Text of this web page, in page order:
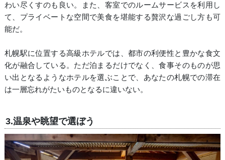
わい尽くすのも良い。また、客室でのルームサービスを利用し
て、プライベートな空間で美食を堪能する贅沢な過ごし方も可
能だ。
札幌駅に位置する高級ホテルでは、都市の利便性と豊かな食文
化が融合している。ただ泊まるだけでなく、食事そのものが思
い出となるようなホテルを選ぶことで、あなたの札幌での滞在
は一層忘れがたいものとなるに違いない。
3.温泉や眺望で選ぼう